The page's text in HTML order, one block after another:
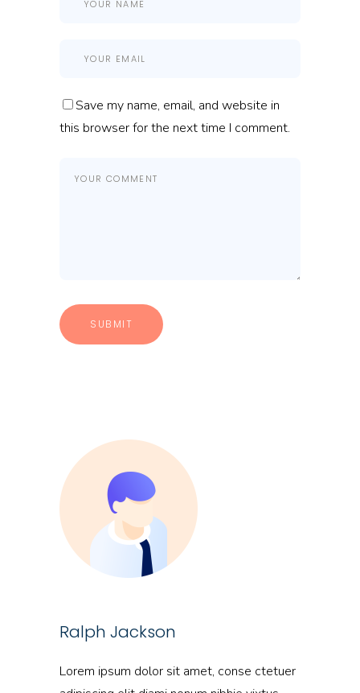
Save my name, email, and website in
this browser for the next time I comment.
Ralph Jackson
Lorem ipsum dolor sit amet, conse ctetuer